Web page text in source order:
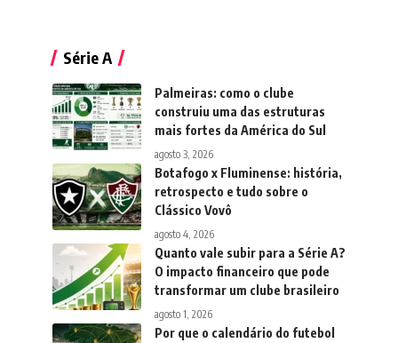
Série A
Palmeiras: como o clube
construiu uma das estruturas
mais fortes da América do Sul
agosto 3, 2026
Botafogo x Fluminense: história,
retrospecto e tudo sobre o
Clássico Vovô
agosto 4, 2026
Quanto vale subir para a Série A?
O impacto financeiro que pode
transformar um clube brasileiro
agosto 1, 2026
Por que o calendário do futebol